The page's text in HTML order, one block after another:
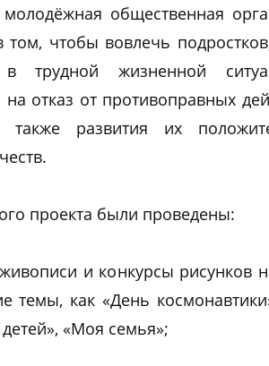
общественная
том, чтобы вовлечь
в трудной жизненной
отказ от противоправных
развития их
проекта были проведены:
и конкурсы рисунков
темы, как «День
«Моя семья»;